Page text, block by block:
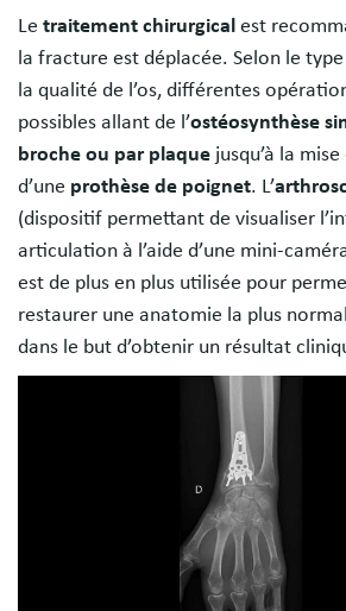
Le traitement chirurgical est
la fracture est déplacée. Selon le
la qualité de l’os, différentes
possibles allant de l’ostéosynthèse
broche ou par plaque jusqu’à la
d’une prothèse de poignet. L’
(dispositif permettant de visualiser
articulation à l’aide d’une mini-
est de plus en plus utilisée pour
restaurer une anatomie la plus
dans le but d’obtenir un résultat